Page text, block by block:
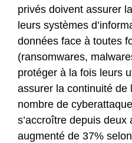
privés doivent assurer
leurs systèmes
données face à toutes
(ransomwares,
protéger à la fois leurs
assurer la continuité
nombre de
s’accroître depuis
augmenté de 37%